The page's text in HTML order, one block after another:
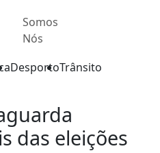
Somos
Nós
DesportoTrânsito
das eleições